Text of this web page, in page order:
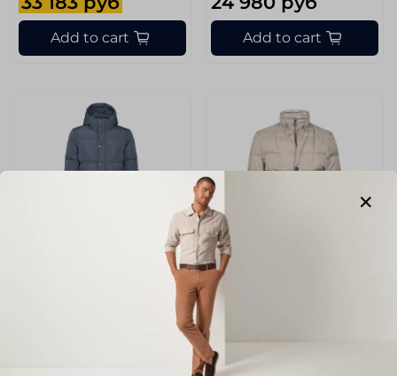
Add to cart Add to cart
sku
Пуховик MADZERINI
48